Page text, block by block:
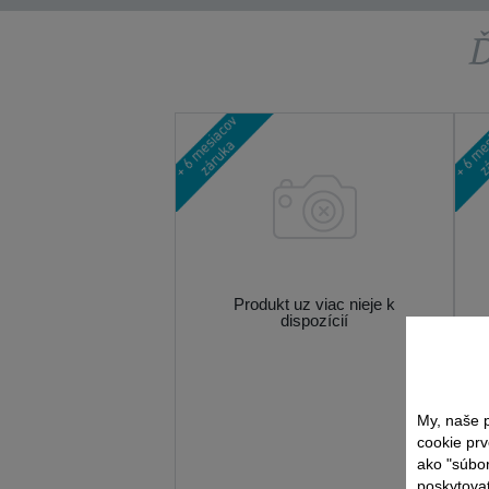
Produkt uz viac nieje k
dispozícií
My, naše
cookie
ako